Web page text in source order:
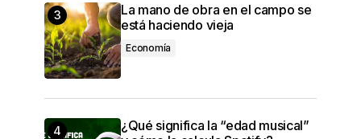
La mano de obra en el campo se
está haciendo vieja
Economía
¿Qué significa la “edad musical”